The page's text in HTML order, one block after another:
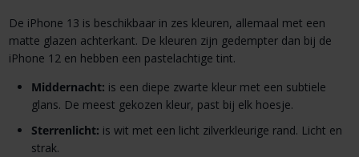
De iPhone 13 is beschikbaar in zes kleuren, allemaal met een
matte glazen achterkant. De kleuren zijn gedempter dan bij de
iPhone 12 en hebben een pastelachtige tint.
Middernacht: is een diepe zwarte kleur met een subtiele
glans. De meest gekozen kleur, past bij elk hoesje.
Sterrenlicht: is wit met een licht zilverkleurige rand. Licht en
strak.